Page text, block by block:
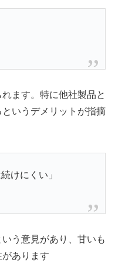
ます。特に他社製品と
いうデメリットが指摘
けにくい」
う意見があり、甘いも
あります